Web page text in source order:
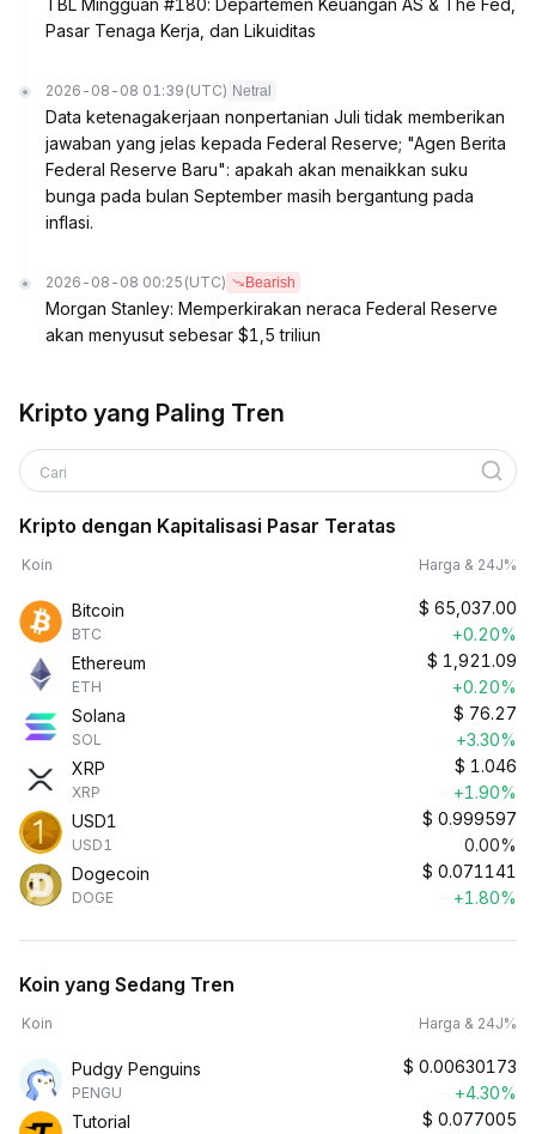
TBL Mingguan #180: Departemen Keuangan AS & The Fed,
Pasar Tenaga Kerja, dan Likuiditas
2026-08-08 01:39 (UTC) Netral
Data ketenagakerjaan nonpertanian Juli tidak memberikan
jawaban yang jelas kepada Federal Reserve; "Agen Berita
Federal Reserve Baru": apakah akan menaikkan suku
bunga pada bulan September masih bergantung pada
inflasi.
2026-08-08 00:25 (UTC) Bearish
Morgan Stanley: Memperkirakan neraca Federal Reserve
akan menyusut sebesar $1,5 triliun
Kripto yang Paling Tren
Cari
Kripto dengan Kapitalisasi Pasar Teratas
Koin Harga & 24J%
Bitcoin
BTC
$ 65,037.00
+0.20%
Ethereum
ETH
$ 1,921.09
+0.20%
Solana
SOL
$ 76.27
+3.30%
XRP
XRP
$ 1.046
+1.90%
USD1
USD1
$ 0.999597
0.00%
Dogecoin
DOGE
$ 0.071141
+1.80%
Koin yang Sedang Tren
Koin Harga & 24J%
Pudgy Penguins
PENGU
$ 0.00630173
+4.30%
Tutorial
$ 0.077005